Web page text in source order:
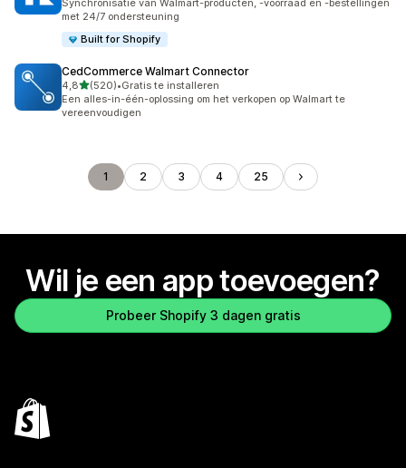
Synchronisatie van Walmart-producten, -voorraad en -bestellingen
met 24/7 ondersteuning
Built for Shopify
CedCommerce Walmart Connector
4,8van 5 sterren
(520)
520 recensies in totaal
•Gratis te installeren
Een alles-in-één-oplossing om het verkopen op Walmart te
vereenvoudigen
1 2 3 4 25
Wil je een app toevoegen?
Probeer Shopify 3 dagen gratis